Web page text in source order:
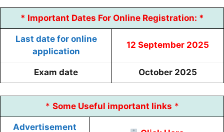
* Important Dates For Online Registration: *
Last date for online
application
12 September 2025
Exam date October 2025
* Some Useful important links *
Advertisement